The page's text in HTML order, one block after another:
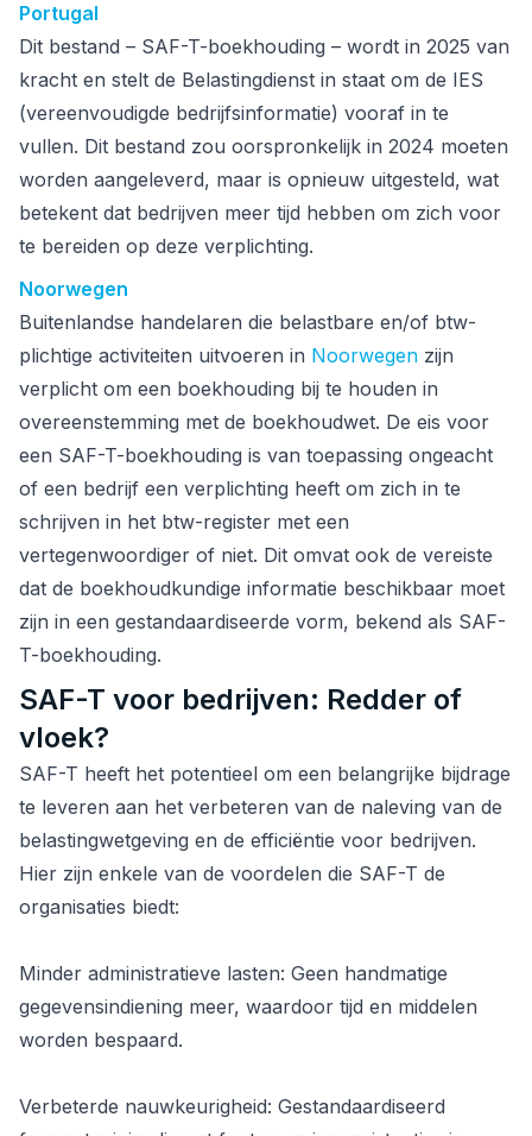
Portugal
Dit bestand – SAF-T-boekhouding – wordt in 2025 van
kracht en stelt de Belastingdienst in staat om de IES
(vereenvoudigde bedrijfsinformatie) vooraf in te
vullen. Dit bestand zou oorspronkelijk in 2024 moeten
worden aangeleverd, maar is opnieuw uitgesteld, wat
betekent dat bedrijven meer tijd hebben om zich voor
te bereiden op deze verplichting.
Noorwegen
Buitenlandse handelaren die belastbare en/of btw-
plichtige activiteiten uitvoeren in Noorwegen zijn
verplicht om een boekhouding bij te houden in
overeenstemming met de boekhoudwet. De eis voor
een SAF-T-boekhouding is van toepassing ongeacht
of een bedrijf een verplichting heeft om zich in te
schrijven in het btw-register met een
vertegenwoordiger of niet. Dit omvat ook de vereiste
dat de boekhoudkundige informatie beschikbaar moet
zijn in een gestandaardiseerde vorm, bekend als SAF-
T-boekhouding.
SAF-T voor bedrijven: Redder of
vloek?
SAF-T heeft het potentieel om een belangrijke bijdrage
te leveren aan het verbeteren van de naleving van de
belastingwetgeving en de efficiëntie voor bedrijven.
Hier zijn enkele van de voordelen die SAF-T de
organisaties biedt:
Minder administratieve lasten: Geen handmatige
gegevensindiening meer, waardoor tijd en middelen
worden bespaard.
Verbeterde nauwkeurigheid: Gestandaardiseerd